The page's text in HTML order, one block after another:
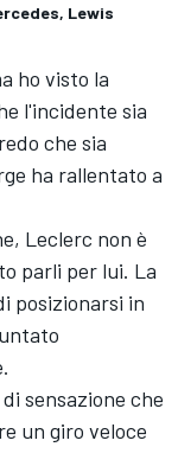
Lewis
ho visto la
l'incidente sia
che sia
ha rallentato a
Leclerc non è
parli per lui. La
posizionarsi in
sensazione che
un giro veloce